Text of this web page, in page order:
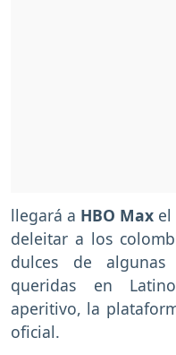
llegará a HBO Max
deleitar a los
dulces de
queridas en
aperitivo, la
oficial.